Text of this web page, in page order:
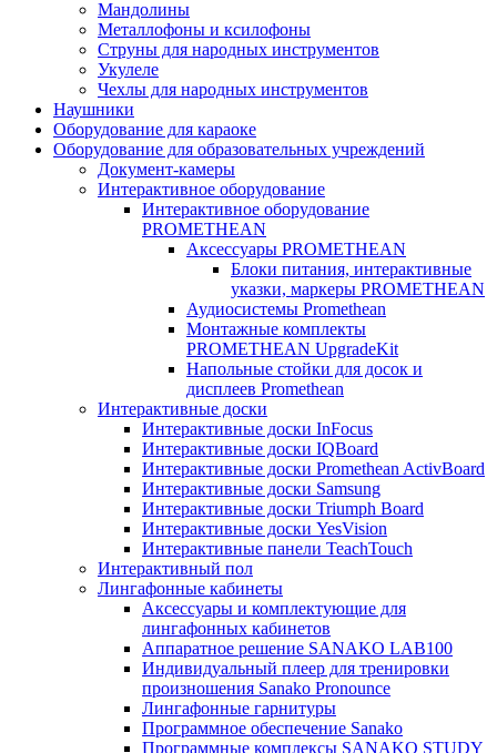
Мандолины
Металлофоны и ксилофоны
Струны для народных инструментов
Укулеле
Чехлы для народных инструментов
Наушники
Оборудование для караоке
Оборудование для образовательных учреждений
Документ-камеры
Интерактивное оборудование
Интерактивное оборудование
PROMETHEAN
Аксессуары PROMETHEAN
Блоки питания, интерактивные
указки, маркеры PROMETHEAN
Аудиосистемы Promethean
Монтажные комплекты
PROMETHEAN UpgradeKit
Напольные стойки для досок и
дисплеев Promethean
Интерактивные доски
Интерактивные доски InFocus
Интерактивные доски IQBoard
Интерактивные доски Promethean ActivBoard
Интерактивные доски Samsung
Интерактивные доски Triumph Board
Интерактивные доски YesVision
Интерактивные панели TeachTouch
Интерактивный пол
Лингафонные кабинеты
Аксессуары и комплектующие для
лингафонных кабинетов
Аппаратное решение SANAKO LAB100
Индивидуальный плеер для тренировки
произношения Sanako Pronounce
Лингафонные гарнитуры
Программное обеспечение Sanako
Программные комплексы SANAKO STUDY